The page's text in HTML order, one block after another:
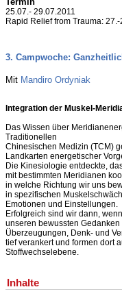
25.07.- 29.07.2011
Rapid Relief from Trauma:
3. Campwoche:
Mit Mandiro Ordyniak
Integration der Muskel-
Das Wissen über
Traditionellen
Chinesischen Medizin (TCM)
Landkarten energetischer
Die Kinesiologie entdeckte,
mit bestimmten Meridianen
in welche Richtung wir uns
in spezifischen
Emotionen und Einstellungen.
Erfolgreich sind wir dann,
unseren bewussten
Überzeugungen, Denk- und
tief verankert und formen dort
Stoffwechselebene.
Inhalte